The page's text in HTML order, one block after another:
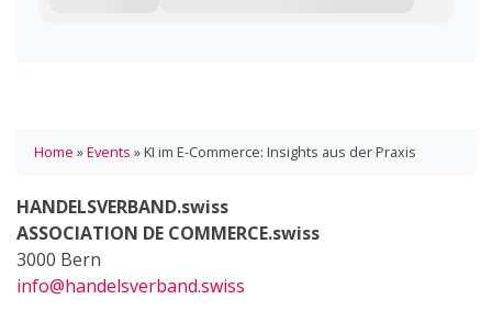
Home »Events »KI im E-Commerce: Insights aus der Praxis
HANDELSVERBAND.swiss
ASSOCIATION DE COMMERCE.swiss
3000 Bern
info@handelsverband.swiss